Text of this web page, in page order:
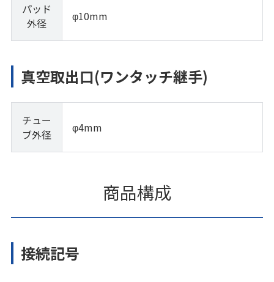
パッド
外径
φ10mm
真空取出口(ワンタッチ継手)
チュー
ブ外径
φ4mm
商品構成
接続記号